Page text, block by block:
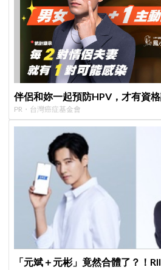
伴侶和妳一起預防HPV，才有資格
PR・台灣癌症基金會
「元斌＋元彬」竟然合體了？！